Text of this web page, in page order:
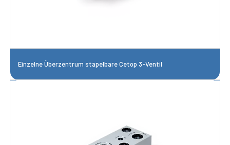
Einzelne Überzentrum stapelbare Cetop 3-Ventil